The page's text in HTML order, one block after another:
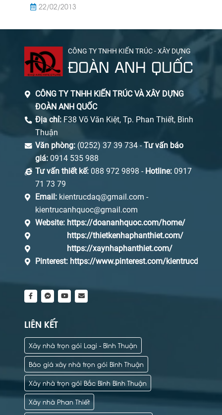
22/02/2013
CÔNG TY TNHH KIẾN TRÚC - XÂY DỰNG
ĐOÀN ANH QUỐC
CÔNG TY TNHH KIẾN TRÚC VÀ XÂY DỰNG
ĐOÀN ANH QUỐC
Địa chỉ:F38 Võ Văn Kiệt, Tp. Phan Thiết, Bình
Thuận
Văn phòng: (0252) 37 39 734 -Tư vấn báo
giá: 0914 535 988
Tư vấn thiết kế: 088 972 9898 - Hotline: 0917
71 73 79
Email: kientrucdaq@gmail.com -
kientrucanhquoc@gmail.com
Website: https://doananhquoc.com/home/
https://thietkenhaphanthiet.com/
https://xaynhaphanthiet.com/
Pinterest: https://www.pinterest.com/kientrucdaq/
LIÊN KẾT
Xây nhà trọn gói Lagi - Bình Thuận
Báo giá xây nhà trọn gói Bình Thuận
Xây nhà trọn gói Bắc Bình Bình Thuận
Xây nhà Phan Thiết